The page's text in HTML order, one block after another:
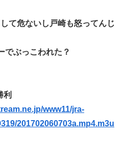
て危ないし戸崎も怒ってんじ
でぶっこわれた？
利
www11/jra-
201702060703a.mp4.m3u